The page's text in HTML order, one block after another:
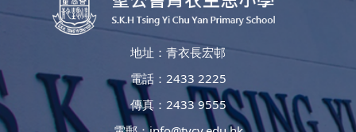
地址：青衣長宏邨
電話：2433 2225
傳真：2433 9555